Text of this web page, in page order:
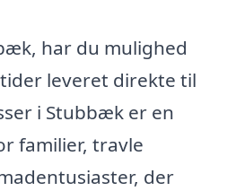
har du mulighed
leveret direkte til
i Stubbæk er en
familier, travle
der